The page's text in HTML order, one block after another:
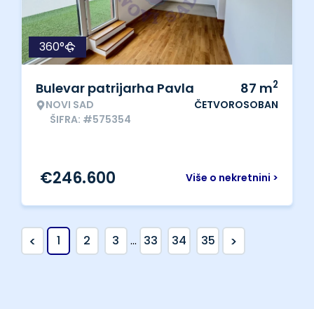
360°
Bulevar patrijarha Pavla
NOVI SAD
ŠIFRA: #575354
87 m2
ČETVOROSOBAN
Više o nekretnini >
€246.600
< 1 2 3 ... 33 34 35 >